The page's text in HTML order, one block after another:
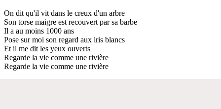
On dit qu'il vit dans le creux d'un arbre
Son torse maigre est recouvert par sa barbe
Il a au moins 1000 ans
Pose sur moi son regard aux iris blancs
Et il me dit les yeux ouverts
Regarde la vie comme une rivière
Regarde la vie comme une rivière